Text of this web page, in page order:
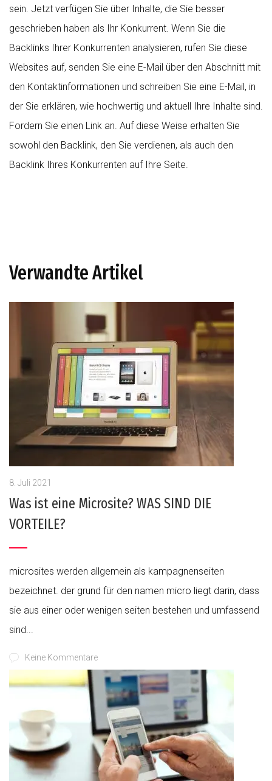
sein. Jetzt verfügen Sie über Inhalte, die Sie besser
geschrieben haben als Ihr Konkurrent. Wenn Sie die
Backlinks Ihrer Konkurrenten analysieren, rufen Sie diese
Websites auf, senden Sie eine E-Mail über den Abschnitt mit
den Kontaktinformationen und schreiben Sie eine E-Mail, in
der Sie erklären, wie hochwertig und aktuell Ihre Inhalte sind.
Fordern Sie einen Link an. Auf diese Weise erhalten Sie
sowohl den Backlink, den Sie verdienen, als auch den
Backlink Ihres Konkurrenten auf Ihre Seite.
Verwandte Artikel
8. Juli 2021
Was ist eine Microsite? WAS SIND DIE
VORTEILE?
microsites werden allgemein als kampagnenseiten
bezeichnet. der grund für den namen micro liegt darin, dass
sie aus einer oder wenigen seiten bestehen und umfassend
sind...
Keine Kommentare